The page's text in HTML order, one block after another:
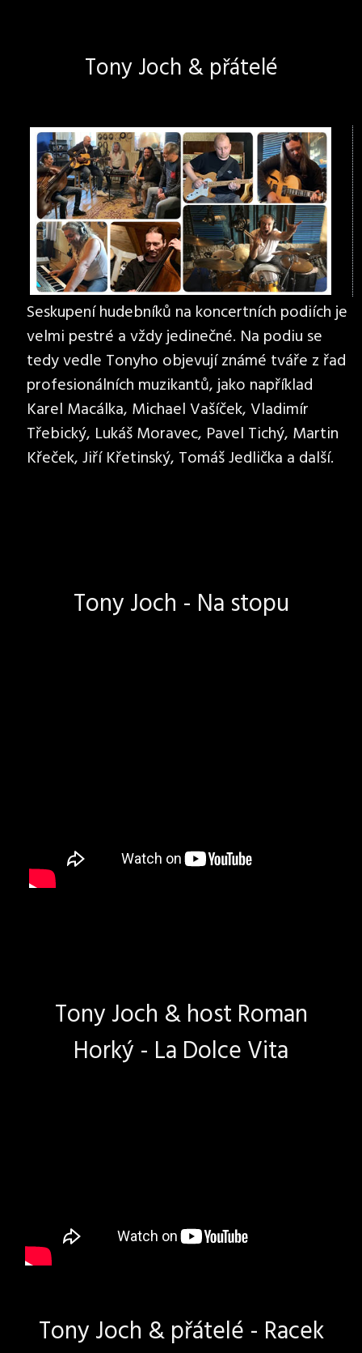
Tony Joch & přátelé
Seskupení hudebníků na koncertních podiích je
velmi pestré a vždy jedinečné. Na podiu se
tedy vedle Tonyho objevují známé tváře z řad
profesionálních muzikantů, jako například
Karel Macálka, Michael Vašíček, Vladimír
Třebický, Lukáš Moravec, Pavel Tichý, Martin
Křeček, Jiří Křetinský, Tomáš Jedlička a další.
Tony Joch - Na stopu
Tony Joch & host Roman
Horký - La Dolce Vita
Tony Joch & přátelé - Racek